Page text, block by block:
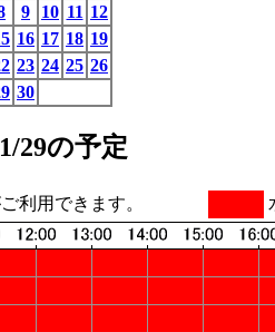
9 10 11 12
16 17 18 19
23 24 25 26
30
29の予定
利用できます。